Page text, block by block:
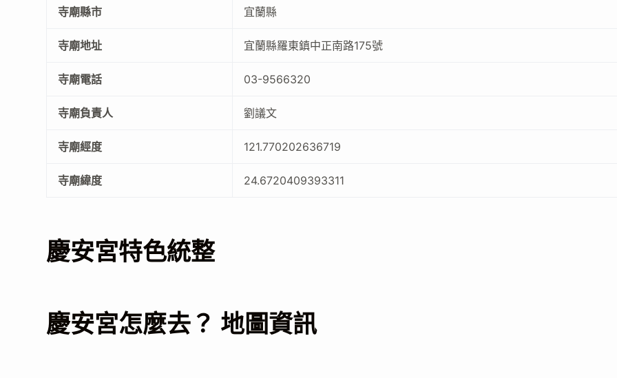
寺廟縣市 宜蘭縣
寺廟地址 宜蘭縣羅東鎮中正南路175號
寺廟電話 03-9566320
寺廟負責人 劉議文
寺廟經度 121.770202636719
寺廟緯度 24.6720409393311
慶安宮特色統整
慶安宮怎麼去？ 地圖資訊